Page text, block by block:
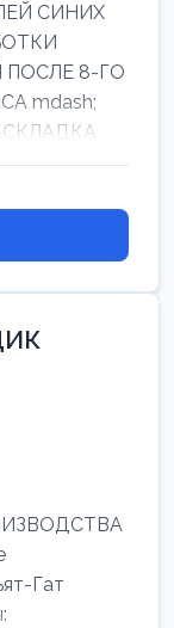
СИНИХ
ПОСЛЕ 8-ГО
mdash;
Гат